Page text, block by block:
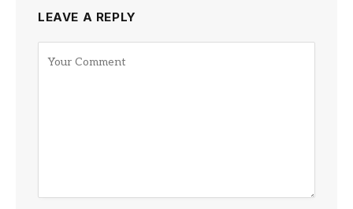
LEAVE A REPLY